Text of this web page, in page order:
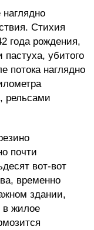
Стихия
года рождения,
убитого
потока наглядно
рельсами
почти
вот-вот
временно
здании,
в жилое